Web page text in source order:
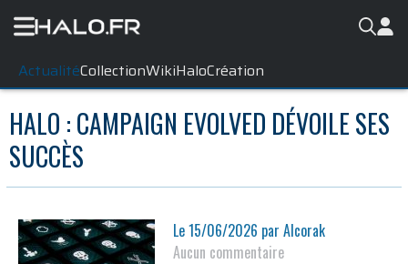
ActualitéCollectionWikiHaloCréation
HALO : CAMPAIGN EVOLVED DÉVOILE SES
SUCCÈS
Le15/06/2026 par Alcorak
Aucun commentaire